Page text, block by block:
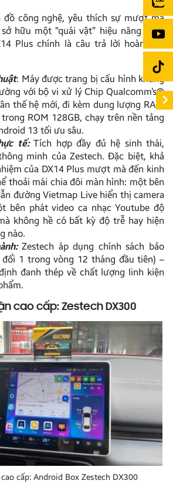
công nghệ, yêu thích sự mượt mà
hữu một “quái vật” hiệu năng thực
Plus chính là câu trả lời hoàn hảo
: Máy được trang bị cấu hình khủng
với bộ vi xử lý Chip Qualcomm’s®
thế hệ mới, đi kèm dung lượng RAM
ROM 128GB, chạy trên nền tảng
13 tối ưu sâu.
tế:Tích hợp đầy đủ hệ sinh thái,
minh của Zestech. Đặc biệt, khả
của DX14 Plus mượt mà đến kinh
thoải mái chia đôi màn hình: một bên
đường Vietmap Live hiển thị camera
bên phát video ca nhạc Youtube độ
không hề có bất kỳ độ trễ hay hiện
nào.
Zestech áp dụng chính sách bảo
đổi 1 trong vòng 12 tháng đầu tiên) –
đanh thép về chất lượng linh kiện
cao cấp: Zestech DX300
cấp: Android Box Zestech DX300